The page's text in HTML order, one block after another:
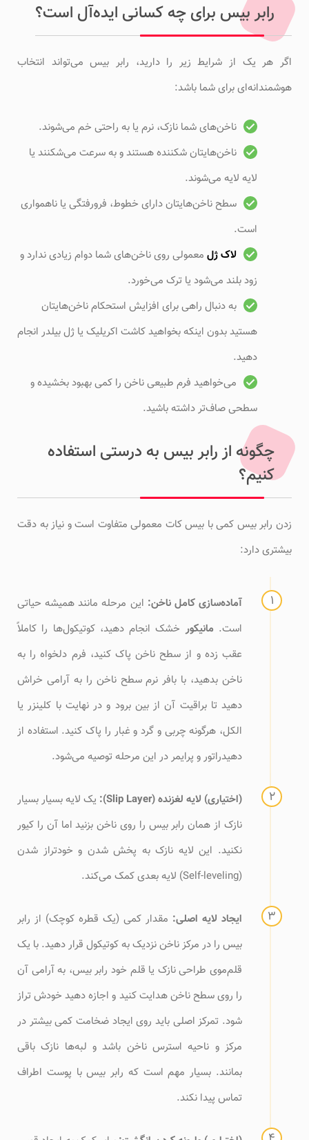
رابر بیس برای چه کسانی ایده‌آل است؟
اگر هر یک از شرایط زیر را دارید، رابر بیس می‌تواند انتخاب
هوشمندانه‌ای برای شما باشد:
ناخن‌های شما نازک، نرم یا به راحتی خم می‌شوند.
ناخن‌هایتان شکننده هستند و به سرعت می‌شکنند یا
لایه لایه می‌شوند.
سطح ناخن‌هایتان دارای خطوط، فرورفتگی یا ناهمواری
است.
لاک ژل معمولی روی ناخن‌های شما دوام زیادی ندارد و
زود بلند می‌شود یا ترک می‌خورد.
به دنبال راهی برای افزایش استحکام ناخن‌هایتان
هستید بدون اینکه بخواهید کاشت اکریلیک یا ژل بیلدر انجام
دهید.
می‌خواهید فرم طبیعی ناخن را کمی بهبود بخشیده و
سطحی صاف‌تر داشته باشید.
چگونه از رابر بیس به درستی استفاده
کنیم؟
زدن رابر بیس کمی با بیس کات معمولی متفاوت است و نیاز به دقت
بیشتری دارد:
آماده‌سازی کامل ناخن: این مرحله مانند همیشه حیاتی
است. مانیکورخشک انجام دهید، کوتیکول‌ها را کاملاً
عقب زده و از سطح ناخن پاک کنید، فرم دلخواه را به
ناخن بدهید، با بافر نرم سطح ناخن را به آرامی خراش
دهید تا براقیت آن از بین برود و در نهایت با کلینزر یا
الکل، هرگونه چربی و گرد و غبار را پاک کنید. استفاده از
دهیدراتور و پرایمر در این مرحله توصیه می‌شود.
(اختیاری) لایه لغزنده (Slip Layer):
یک لایه بسیار بسیار
نازک از همان رابر بیس را روی ناخن بزنید اما آن را کیور
نکنید. این لایه نازک به پخش شدن و خودتراز شدن
(Self-leveling) لایه بعدی کمک می‌کند.
ایجاد لایه اصلی: مقدار کمی (یک قطره کوچک) از رابر
بیس را در مرکز ناخن نزدیک به کوتیکول قرار دهید. با یک
قلم‌موی طراحی نازک یا قلم خود رابر بیس، به آرامی آن
را روی سطح ناخن هدایت کنید و اجازه دهید خودش تراز
شود. تمرکز اصلی باید روی ایجاد ضخامت کمی بیشتر در
مرکز و ناحیه استرس ناخن باشد و لبه‌ها نازک باقی
بمانند. بسیار مهم است که رابر بیس با پوست اطراف
تماس پیدا نکند.